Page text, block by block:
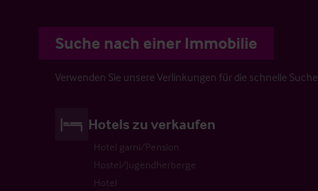
Suche nach einer Immobilie
Verwenden Sie unsere Verlinkungen für die schnelle Suche
Hotels zu verkaufen
Hotel garni/Pension
Hostel/Jugendherberge
Hotel